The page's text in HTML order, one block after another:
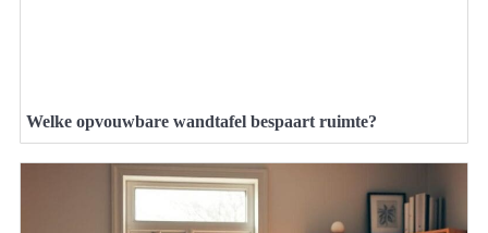
Welke opvouwbare wandtafel bespaart ruimte?